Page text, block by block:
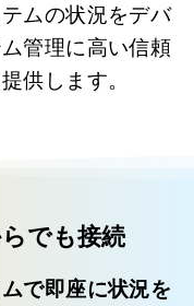
ムの状況をデバ
管理に高い信頼
供します。
でも接続
で即座に状況を